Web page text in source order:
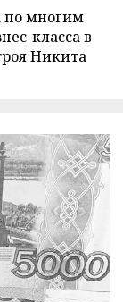
по многим
класса в
Никита